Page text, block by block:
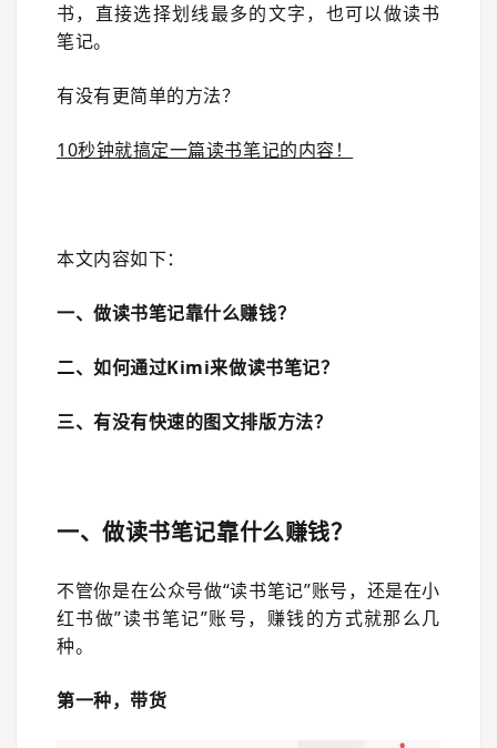
书，直接选择划线最多的文字，也可以做读书
笔记。
有没有更简单的方法？
10秒钟就搞定一篇读书笔记的内容！
本文内容如下：
一、做读书笔记靠什么赚钱？
二、如何通过Kimi来做读书笔记？
三、有没有快速的图文排版方法？
一、做读书笔记靠什么赚钱？
不管你是在公众号做“读书笔记”账号，还是在小
红书做”读书笔记”账号，赚钱的方式就那么几
种。
第一种，带货